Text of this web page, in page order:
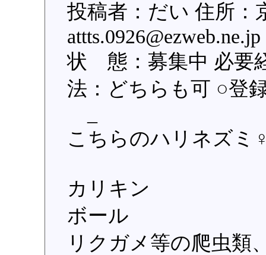
投稿者：だい 住所：
状 態：募集中 必要
法：どちらも可 ○登
こちらのハリネズミ
カリキン
ボール
リクガメ等の爬虫類